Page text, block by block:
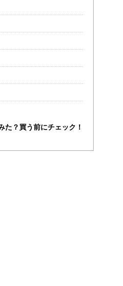
た？買う前にチェック！